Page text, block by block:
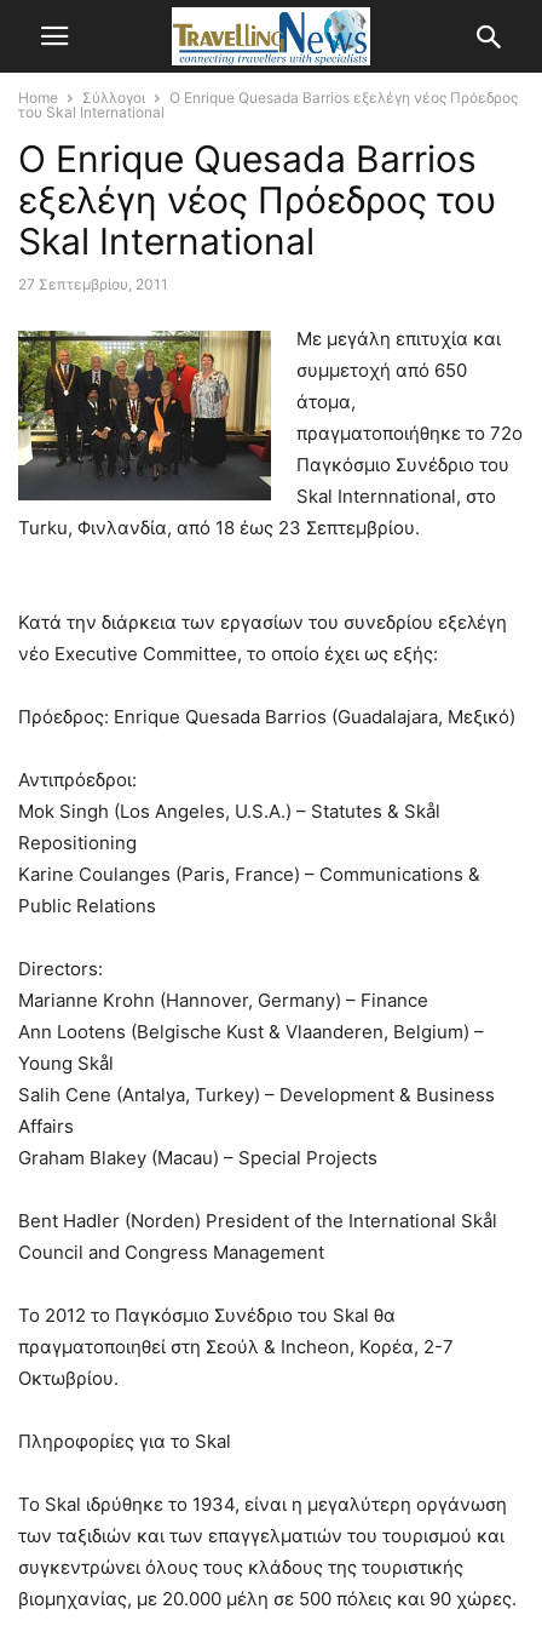
Home Σύλλογοι
Ο Enrique Quesada Barrios εξελέγη νέος Πρόεδρος
του Skal International
Ο Enrique Quesada Barrios
εξελέγη νέος Πρόεδρος του
Skal International
27 Σεπτεμβρίου, 2011
Με μεγάλη επιτυχία και
συμμετοχή από 650
άτομα,
πραγματοποιήθηκε το 72ο
Παγκόσμιο Συνέδριο του
Skal Internnational, στο
Turku, Φινλανδία, από 18 έως 23 Σεπτεμβρίου.
Κατά την διάρκεια των εργασίων του συνεδρίου εξελέγη
νέο Executive Committee, το οποίο έχει ως εξής:
Πρόεδρος: Enrique Quesada Barrios (Guadalajara, Μεξικό)
Αντιπρόεδροι:
Mok Singh (Los Angeles, U.S.A.) – Statutes & Skål
Repositioning
Karine Coulanges (Paris, France) – Communications &
Public Relations
Directors:
Marianne Krohn (Hannover, Germany) – Finance
Ann Lootens (Belgische Kust & Vlaanderen, Belgium) –
Young Skål
Salih Cene (Antalya, Turkey) – Development & Business
Affairs
Graham Blakey (Macau) – Special Projects
Bent Hadler (Norden) President of the International Skål
Council and Congress Management
Το 2012 το Παγκόσμιο Συνέδριο του Skal θα
πραγματοποιηθεί στη Σεούλ & Incheon, Κορέα, 2-7
Οκτωβρίου.
Πληροφορίες για το Skal
To Skal ιδρύθηκε το 1934, είναι η μεγαλύτερη οργάνωση
των ταξιδιών και των επαγγελματιών του τουρισμού και
συγκεντρώνει όλους τους κλάδους της τουριστικής
βιομηχανίας, με 20.000 μέλη σε 500 πόλεις και 90 χώρες.